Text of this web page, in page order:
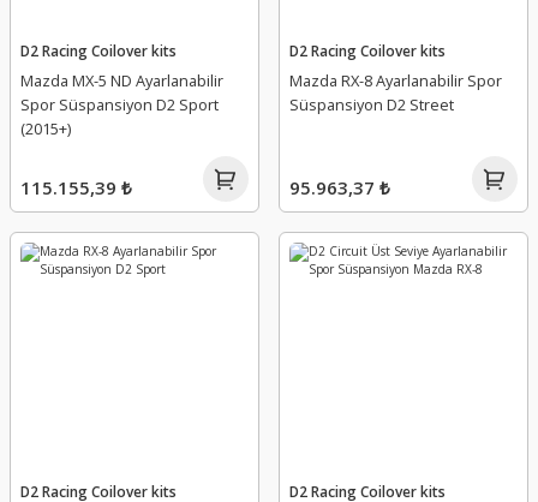
D2 Racing Coilover kits
Mazda MX-5 ND Ayarlanabilir
Spor Süspansiyon D2 Sport
(2015+)
115.155,39 ₺
D2 Racing Coilover kits
Mazda RX-8 Ayarlanabilir Spor
Süspansiyon D2 Street
95.963,37 ₺
D2 Racing Coilover kits D2 Racing Coilover kits